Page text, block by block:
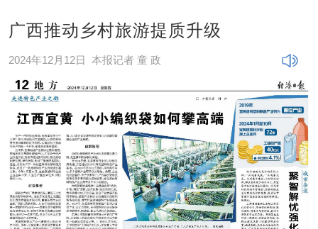
广西推动乡村旅游提质升级
2024年12月12日 本报记者 童 政